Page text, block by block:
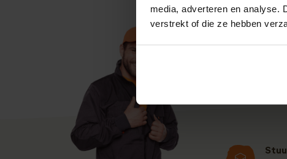
media, adverteren en analyse.
verstrekt of die ze hebben
Bekijk meer